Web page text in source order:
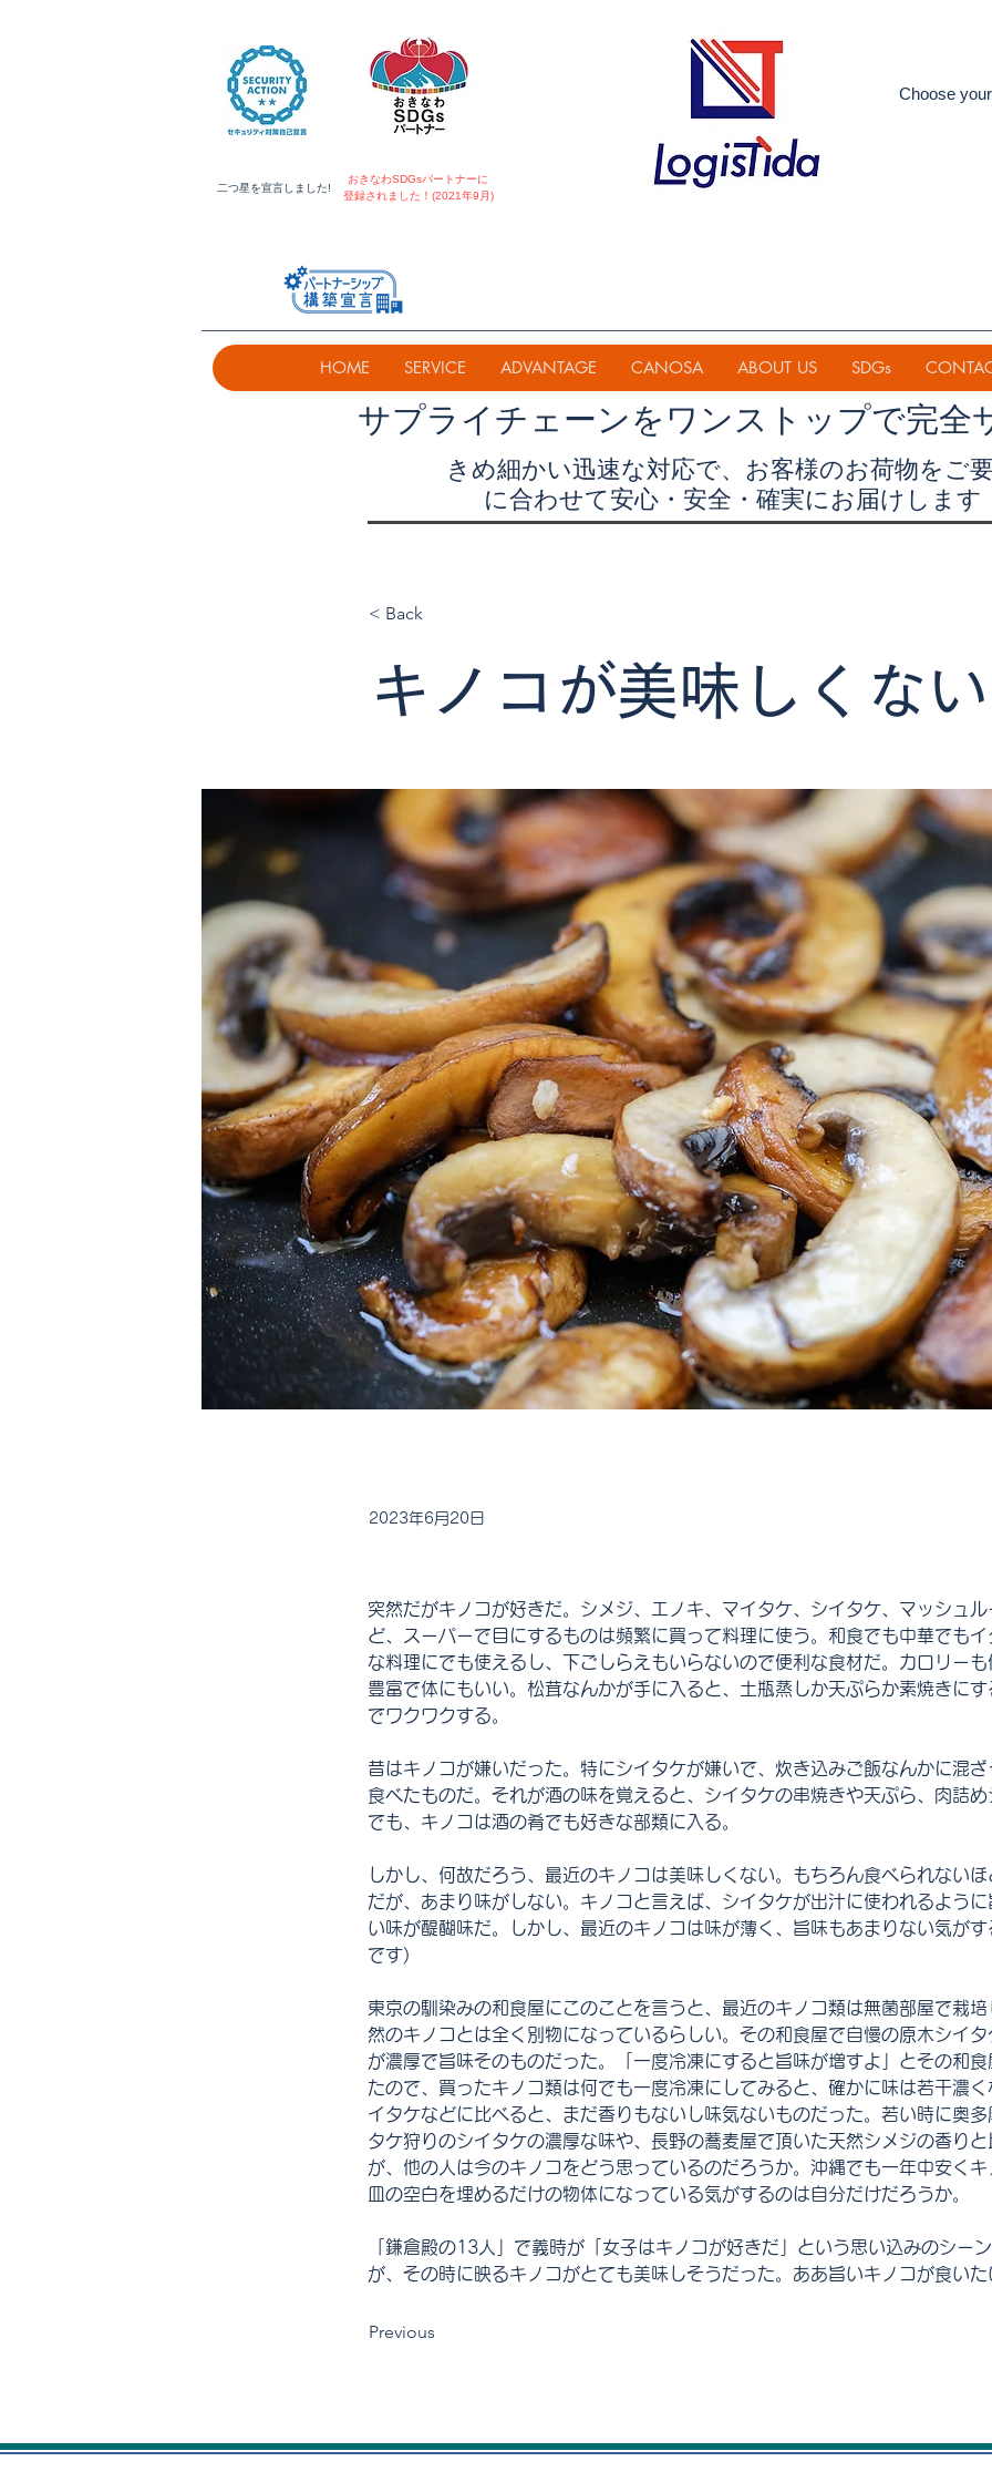
​二つ星を宣言しました!
おきなわSDGsパートナーに
登録されました！(2021年9月)
Choose
HOME SERVICE ADVANTAGE CANOSA ABOUT US SDGs
​サプライチェーンを ワンストップで完全
きめ細かい迅速な対応で、お客様のお荷物をご
に合わせて安心・安全・確実にお届けします
< Back
キノコが美味しくな
2023年6月20日
突然だがキノコが好きだ。シメジ、エノキ、マイタケ、シイタケ、マッシュ
ど、スーパーで目にするものは頻繁に買って料理に使う。和食でも中華でも
な料理にでも使えるし、下ごしらえもいらないので便利な食材だ。カロリー
豊富で体にもいい。松茸なんかが手に入ると、土瓶蒸しか天ぷらか素焼きに
でワクワクする。
昔はキノコが嫌いだった。特にシイタケが嫌いで、炊き込みご飯なんかに混
食べたものだ。それが酒の味を覚えると、シイタケの串焼きや天ぷら、肉詰
でも、キノコは酒の肴でも好きな部類に入る。
しかし、何故だろう、最近のキノコは美味しくない。もちろん食べられない
だが、あまり味がしない。キノコと言えば、シイタケが出汁に使われるよう
い味が醍醐味だ。しかし、最近のキノコは味が薄く、旨味もあまりない気が
です)
東京の馴染みの和食屋にこのことを言うと、最近のキノコ類は無菌部屋で栽
然のキノコとは全く別物になっているらしい。その和食屋で自慢の原木シイ
が濃厚で旨味そのものだった。「一度冷凍にすると旨味が増すよ」とその和
たので、買ったキノコ類は何でも一度冷凍にしてみると、確かに味は若干濃
イタケなどに比べると、まだ香りもないし味気ないものだった。若い時に奥
タケ狩りのシイタケの濃厚な味や、長野の蕎麦屋で頂いた天然シメジの香り
が、他の人は今のキノコをどう思っているのだろうか。沖縄でも一年中安く
皿の空白を埋めるだけの物体になっている気がするのは自分だけだろうか。
「鎌倉殿の13人」で義時が「女子はキノコが好きだ」という思い込みのシー
が、その時に映るキノコがとても美味しそうだった。ああ旨いキノコが食いた
Previous